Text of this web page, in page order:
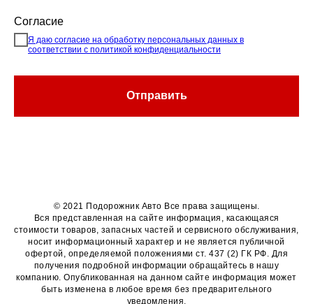
Согласие
Я даю согласие на обработку персональных данных в
соответствии с политикой конфиденциальности
Отправить
© 2021 Подорожник Авто Все права защищены.
Вся представленная на сайте информация, касающаяся
стоимости товаров, запасных частей и сервисного обслуживания,
носит информационный характер и не является публичной
офертой, определяемой положениями ст. 437 (2) ГК РФ. Для
получения подробной информации обращайтесь в нашу
компанию. Опубликованная на данном сайте информация может
быть изменена в любое время без предварительного
уведомления.